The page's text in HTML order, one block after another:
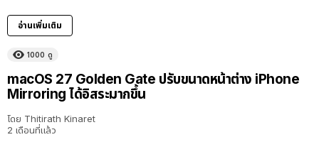
อ่านเพิ่มเติม
1000 ดู
macOS 27 Golden Gate ปรับขนาดหน้าต่าง iPhone
Mirroring ได้อิสระมากขึ้น
โดย Thitirath Kinaret
2 เดือนที่แล้ว